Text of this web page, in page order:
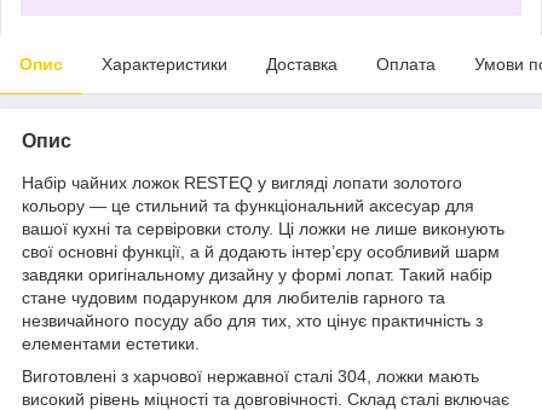
Опис Характеристики Доставка Оплата Умови
Опис
Набір чайних ложок RESTEQ у вигляді лопати золотого
кольору — це стильний та функціональний аксесуар для
вашої кухні та сервіровки столу. Ці ложки не лише виконують
свої основні функції, а й додають інтер’єру особливий шарм
завдяки оригінальному дизайну у формі лопат. Такий набір
стане чудовим подарунком для любителів гарного та
незвичайного посуду або для тих, хто цінує практичність з
елементами естетики.
Виготовлені з харчової нержавної сталі 304, ложки мають
високий рівень міцності та довговічності. Склад сталі включає